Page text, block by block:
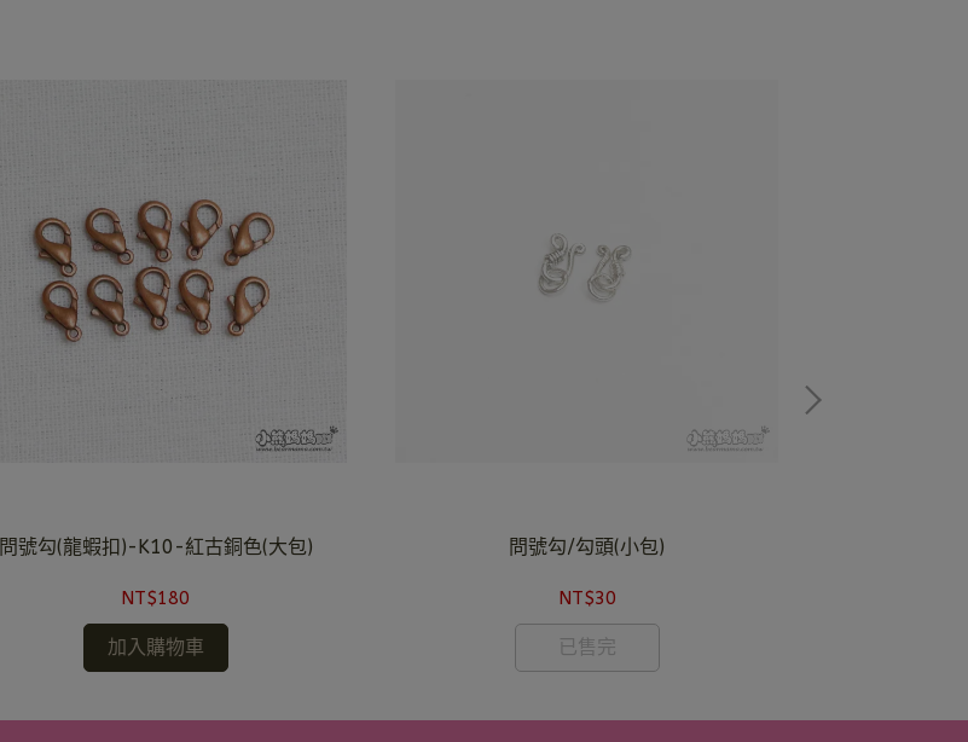
問號勾(龍蝦扣)-K10-紅古銅色(大包)
NT$180
加入購物車
問號勾/勾頭(小包)
NT$30
已售完